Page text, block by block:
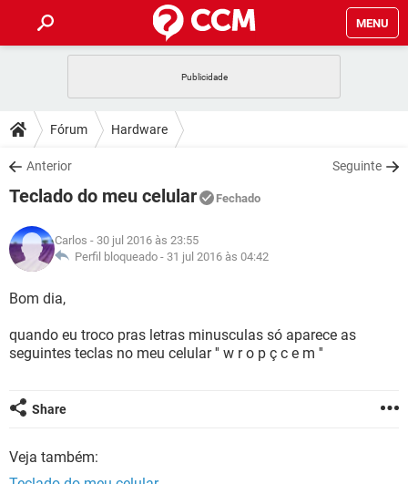
MENU
CELULAR
OUTLOOK
INSTAGRAM GMAIL
GUIA DE COMPRAS
DICAS
JOGOS
INSTAGRAM
GUIA DE COMPRAS
DOWNLOADS
JOGOS WHATSAPP
CELULAR
OUTLOOK EXCEL
INSTAGRAM
JOGOS
CELULAR
OUTLOOK
INSTAGRAM GMAIL
GLOSSÁRIO
JOGOS
OUTLOOK EXCEL
GUIA DE COMPRAS
Fórum Hardware
Anterior Seguinte
Teclado do meu celular Fechado
Carlos - 30 jul 2016 às 23:55
Perfil bloqueado - 31 jul 2016 às 04:42
Bom dia,
quando eu troco pras letras minusculas só aparece as
seguintes teclas no meu celular '' w r o p ç c e m ''
Share
Veja também: